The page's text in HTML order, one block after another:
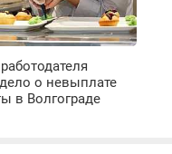
о невыплате
в Волгограде